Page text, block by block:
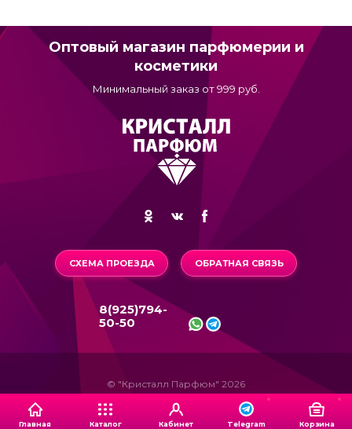
Оптовый магазин парфюмерии и
косметики
Минимальный заказ от 999 руб.
СХЕМА ПРОЕЗДА ОБРАТНАЯ СВЯЗЬ
8(925)794-
50-50
© "Кристалл Парфюм" 2026
Главная Каталог Кабинет Telegram Корзина